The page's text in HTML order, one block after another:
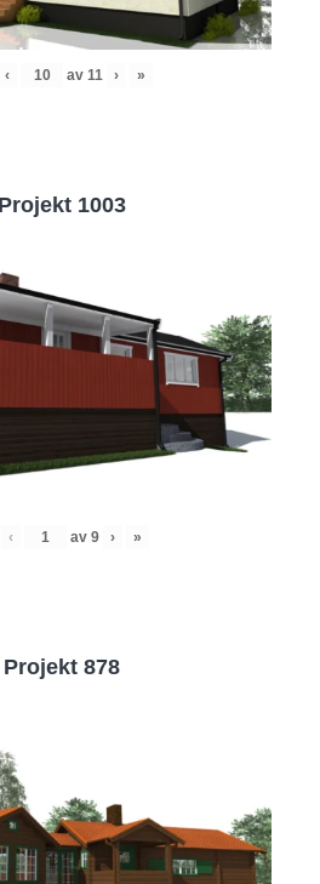
‹ av 11 › »
1003
‹ av 9 › »
Projekt 878